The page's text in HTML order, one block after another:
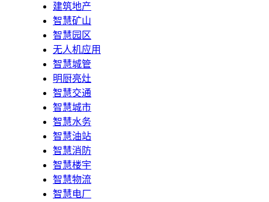
建筑地产
智慧矿山
智慧园区
无人机应用
智慧城管
明厨亮灶
智慧交通
智慧城市
智慧水务
智慧油站
智慧消防
智慧楼宇
智慧物流
智慧电厂